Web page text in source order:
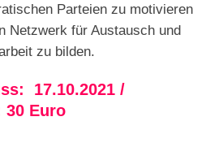
Parteien zu motivieren
Netzwerk für Austausch und
zu bilden.
17.10.2021 /
30 Euro